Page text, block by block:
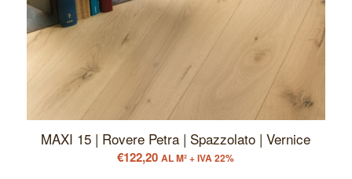
MAXI 15 | Rovere Petra | Spazzolato | Vernice
€122,20 AL M² + IVA 22%